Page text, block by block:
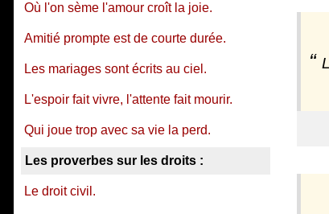
Où l'on sème l'amour croît la joie.
Amitié prompte est de courte durée.
Les mariages sont écrits au ciel.
L'espoir fait vivre, l'attente fait mourir.
Qui joue trop avec sa vie la perd.
Les proverbes sur les droits :
Le droit civil.